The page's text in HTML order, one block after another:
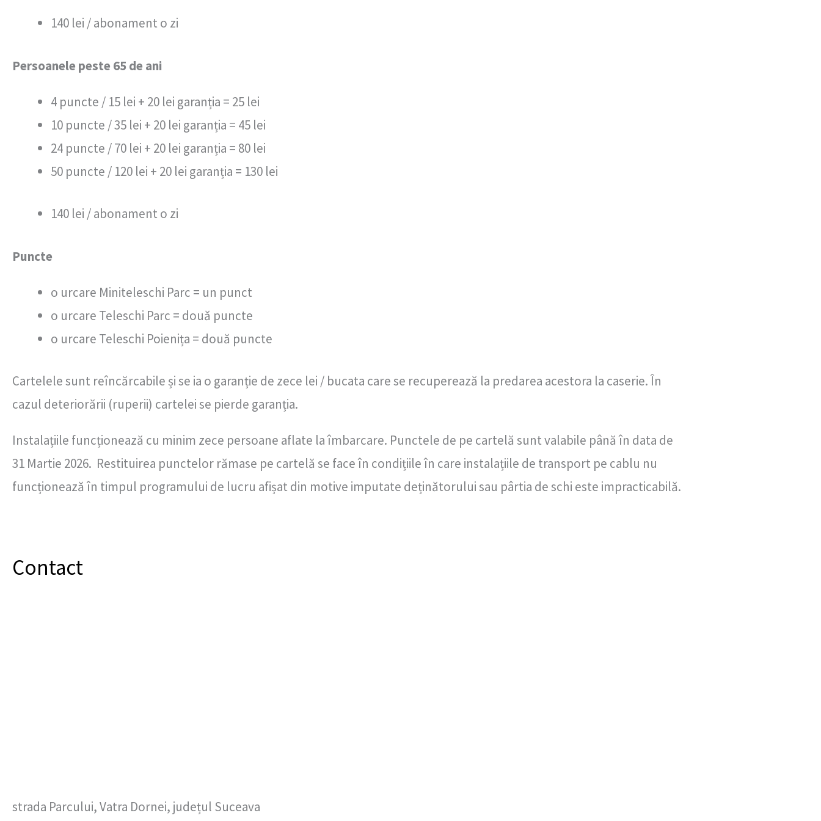
140 lei / abonament o zi
Persoanele peste 65 de ani
4 puncte / 15 lei + 20 lei garanția = 25 lei
10 puncte / 35 lei + 20 lei garanția = 45 lei
24 puncte / 70 lei + 20 lei garanția = 80 lei
50 puncte / 120 lei + 20 lei garanția = 130 lei
140 lei / abonament o zi
Puncte
o urcare Miniteleschi Parc = un punct
o urcare Teleschi Parc = două puncte
o urcare Teleschi Poienița = două puncte
Cartelele sunt reîncărcabile și se ia o garanție de zece lei / bucata care se recuperează la predarea acestora la caserie. În
cazul deteriorării (ruperii) cartelei se pierde garanția.
Instalațiile funcționează cu minim zece persoane aflate la îmbarcare. Punctele de pe cartelă sunt valabile până în data de
31 Martie 2026. Restituirea punctelor rămase pe cartelă se face în condițiile în care instalațiile de transport pe cablu nu
funcționează în timpul programului de lucru afișat din motive imputate deținătorului sau pârtia de schi este impracticabilă.
Contact
strada Parcului, Vatra Dornei, județul Suceava